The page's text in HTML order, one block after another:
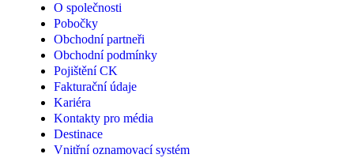
O společnosti
Pobočky
Obchodní partneři
Obchodní podmínky
Pojištění CK
Fakturační údaje
Kariéra
Kontakty pro média
Destinace
Vnitřní oznamovací systém